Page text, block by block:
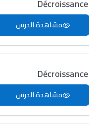
مشاهدة الدرس
مشاهدة الدرس